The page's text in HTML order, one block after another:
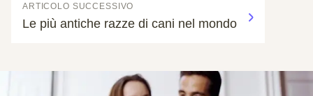
ARTICOLO SUCCESSIVO
Le più antiche razze di cani nel mondo